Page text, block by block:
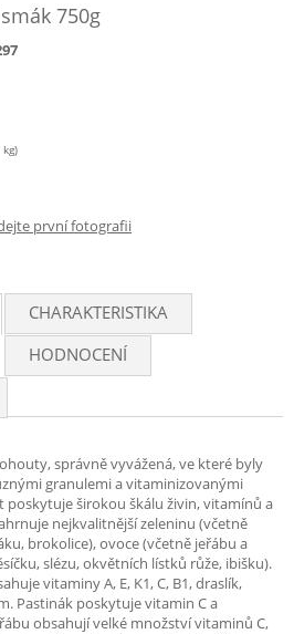
750g
první fotografii
CHARAKTERISTIKA
HODNOCENÍ
správně vyvážená, ve které byly
granulemi a vitaminizovanými
poskytuje širokou škálu živin, vitamínů a
nejkvalitnější zeleninu (včetně
brokolice), ovoce (včetně jeřábu a
slézu, okvětních lístků růže, ibišku).
vitaminy A, E, K1, C, B1, draslík,
Pastinák poskytuje vitamin C a
obsahují velké množství vitaminů C,